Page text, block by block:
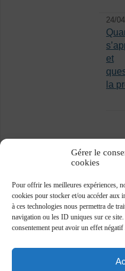
Gérer le
cookies
Pour offrir les meilleures expériences,
cookies pour stocker et/ou accéder aux
à ces technologies nous permettra de
navigation ou les ID uniques sur ce
consentement peut avoir un effet
24/
et
la